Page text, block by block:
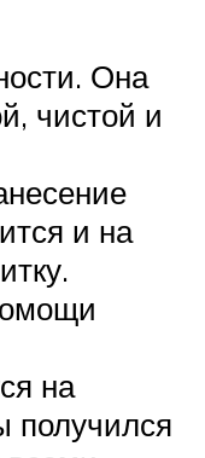
Она
чистой и
и на
на
получился